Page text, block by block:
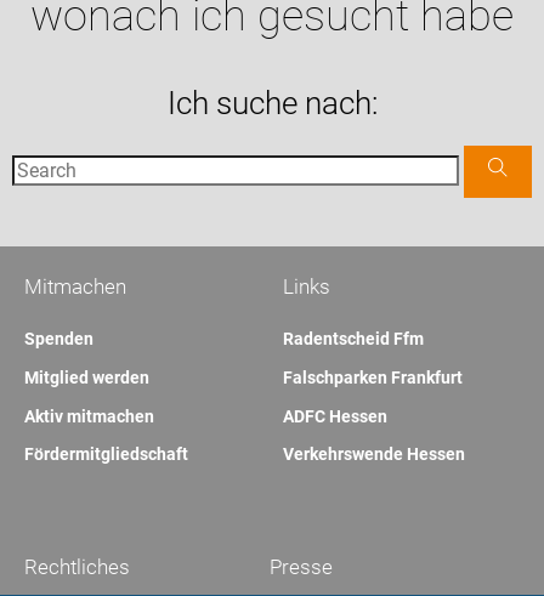
wonach ich gesucht habe
Ich suche nach:
Links
Radentscheid Ffm
Falschparken Frankfurt
ADFC Hessen
Verkehrswende Hessen
Mitmachen
Spenden
Mitglied werden
Aktiv mitmachen
Fördermitgliedschaft
Presse
Rechtliches